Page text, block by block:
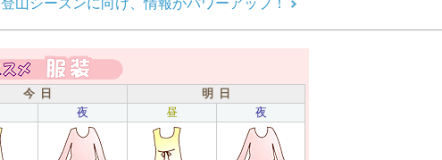
登山シーズンに向け、情報がパワーアップ！
今 日
明 日
夜 昼 夜